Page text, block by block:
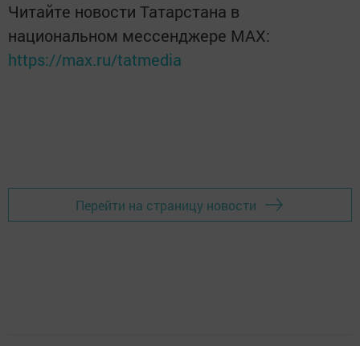
Читайте новости Татарстана в
национальном мессенджере MАХ:
https://max.ru/tatmedia
Перейти на страницу новости